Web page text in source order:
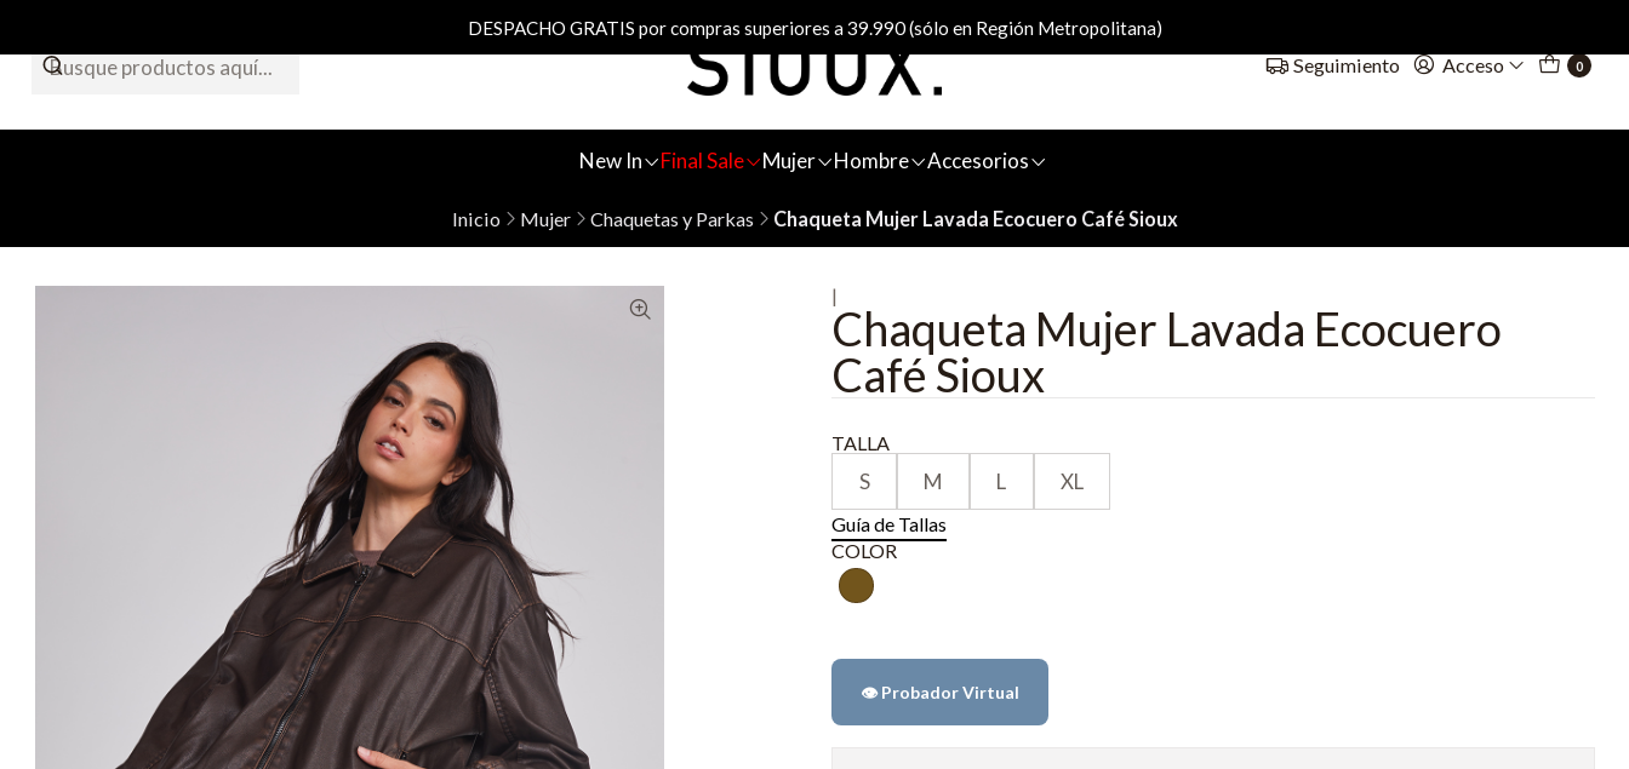
Seguimiento Acceso 0
New In Final Sale Mujer Hombre Accesorios
DESPACHO GRATIS por compras superiores a 39.990 (sólo en Región Metropolitana)
Inicio Mujer Chaquetas y Parkas Chaqueta Mujer Lavada Ecocuero Café Sioux
|
Chaqueta Mujer Lavada Ecocuero
Café Sioux
TALLA
S M L XL
Guía de Tallas
COLOR
👁️ Probador Virtual